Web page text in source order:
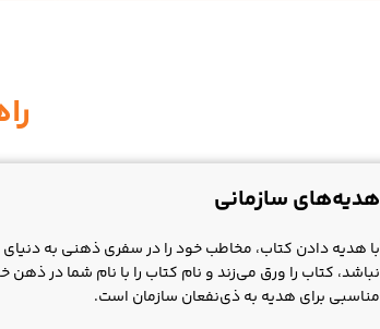
هدیه‌های سازمانی
با هدیه دادن کتاب، مخاطب خود را در سفری ذهنی به
نباشد، کتاب را ورق می‌زند و نام کتاب را با نام شما در
مناسبی برای هدیه به ذی‌نفعان سازمان است.